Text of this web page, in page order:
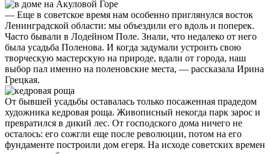
— Еще в советское время нам особенно приглянулся восток
Ленинградской области: мы объездили его вдоль и поперек.
Часто бывали в Лодейном Поле. Знали, что недалеко от него
была усадьба Поленова. И когда задумали устроить свою
творческую мастерскую на природе, вдали от города, наш
выбор пал именно на поленовские места, — рассказала Ирина
Грецкая.
От бывшей усадьбы оставалась только посаженная прадедом
художника кедровая роща. Живописный некогда парк зарос и
превратился в дикий лес. От господского дома ничего не
осталось: его сожгли еще после революции, потом на его
фундаменте построили дом егеря. На исходе советских времен